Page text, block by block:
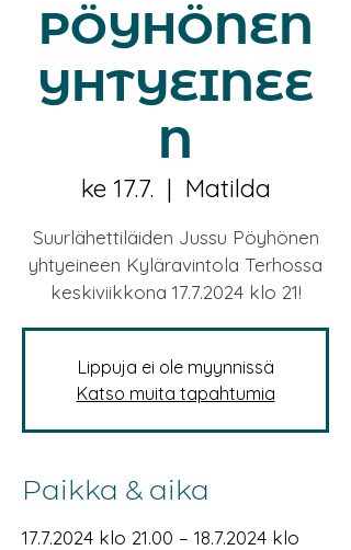
PÖYHÖNEN
YHTYEINEE
N
ke 17.7.
  |
Matilda
Suurlähettiläiden Jussu Pöyhönen
yhtyeineen Kyläravintola Terhossa
keskiviikkona 17.7.2024 klo 21!
Lippuja ei ole myynnissä
Katso muita tapahtumia
Paikka & aika
17.7.2024 klo 21.00 – 18.7.2024 klo